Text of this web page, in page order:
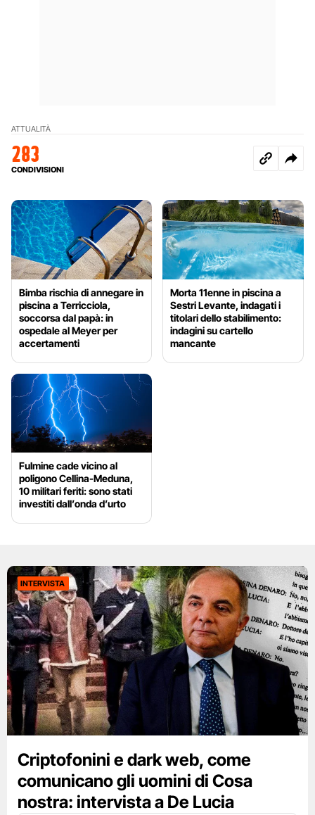
ATTUALITÀ
283
CONDIVISIONI
Bimba rischia di annegare in
piscina a Terricciola,
soccorsa dal papà: in
ospedale al Meyer per
accertamenti
Morta 11enne in piscina a
Sestri Levante, indagati i
titolari dello stabilimento:
indagini su cartello
mancante
Fulmine cade vicino al
poligono Cellina-Meduna,
10 militari feriti: sono stati
investiti dall’onda d’urto
INTERVISTA
Criptofonini e dark web, come
comunicano gli uomini di Cosa
nostra: intervista a De Lucia